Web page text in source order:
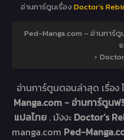
อ่านการ์ตูนเรื่อง Doctor’s
Ped-Manga.com – อ่านการ์
›
อ่านการ์ตูนตอนล่าสุด เรื่อง
Manga.com - อ่านการ์ตูนฟ
แปลไทย . มังงะ Doctor’s
manga.com Ped-